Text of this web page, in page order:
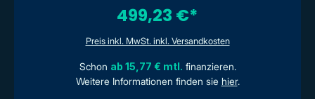
499,23 €*
Preis inkl. MwSt. inkl. Versandkosten
Schon ab 15,77 € mtl. finanzieren.
Weitere Informationen finden sie hier.